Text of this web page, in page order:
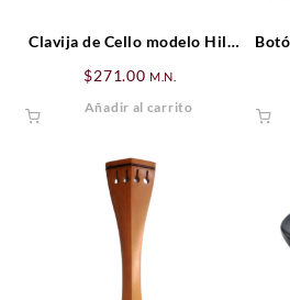
Clavija de Cello modelo Hill
negros)
$271.00 M.N.
Añadir al carrito